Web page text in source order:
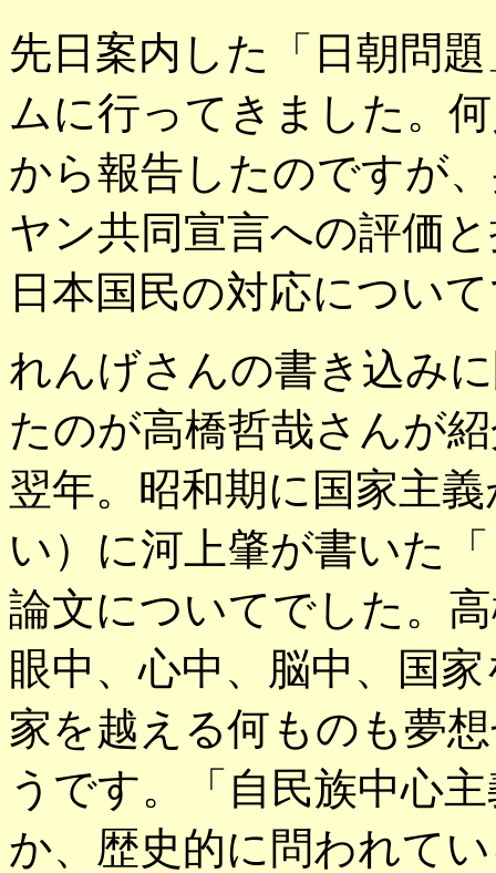
先日案内した「日朝問
ムに行ってきました。
から報告したのですが
ヤン共同宣言への評価
日本国民の対応につい
れんげさんの書き込み
たのが高橋哲哉さんが
翌年。昭和期に国家主
い）に河上肇が書いた
論文についてでした。
眼中、心中、脳中、国
家を越える何ものも夢
うです。「自民族中心
か、歴史的に問われて